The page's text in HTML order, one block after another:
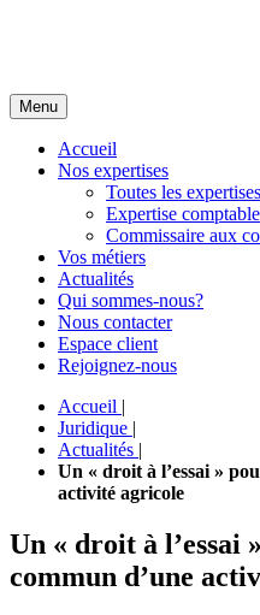
Menu
Accueil
Nos expertises
Toutes les expertises
Expertise comptable
Commissaire aux
Vos métiers
Actualités
Qui sommes-nous?
Nous contacter
Espace client
Rejoignez-nous
Accueil |
Juridique |
Actualités |
Un « droit à l’essai »
activité agricole
Un « droit à l’essai
commun d’une